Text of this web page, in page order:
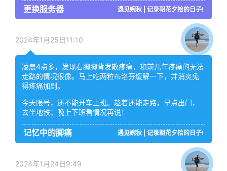
更换服务器 遇见婉秋 | 记录朝花夕拾的日子!
2024年1月25日11:10
凌晨4点多，发现右脚脚背发散疼痛，和前几年疼痛的无法
走路的情况很像。马上吃两粒布洛芬缓解一下，并消炎免
得疼痛加剧。
今天限号，还不能开车上班。趁着还能走路，早点出门，
去坐地铁；晚上下班看情况再说！
记忆中的脚痛 遇见婉秋 | 记录朝花夕拾的日子!
2024年1月24日9:49